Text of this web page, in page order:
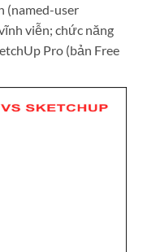
(named-user
viễn; chức năng
Pro (bản Free